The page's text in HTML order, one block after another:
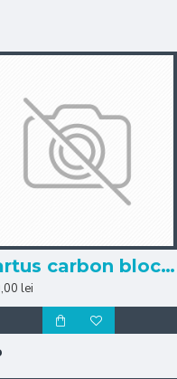
Cartus carbon bloc (ME-Compact CTO-10)
lei